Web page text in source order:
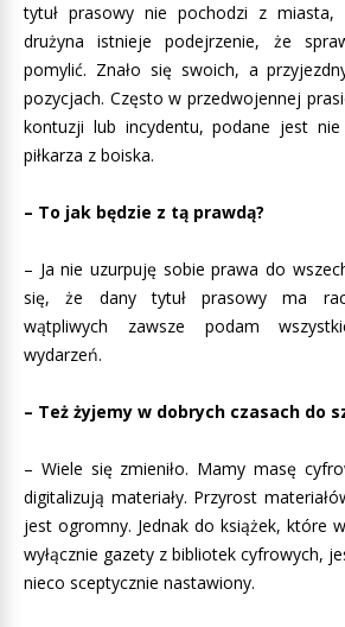
tytuł prasowy nie pochodzi z
drużyna istnieje podejrzenie, że
pomylić. Znało się swoich, a
pozycjach. Często w przedwojennej
kontuzji lub incydentu, podane jest
piłkarza z boiska.
– To jak będzie z tą prawdą?
– Ja nie uzurpuję sobie prawa do
się, że dany tytuł prasowy ma
wątpliwych zawsze podam
wydarzeń.
– Też żyjemy w dobrych czasach do
– Wiele się zmieniło. Mamy masę
digitalizują materiały. Przyrost
jest ogromny. Jednak do książek, które
wyłącznie gazety z bibliotek cyfrowych,
nieco sceptycznie nastawiony.